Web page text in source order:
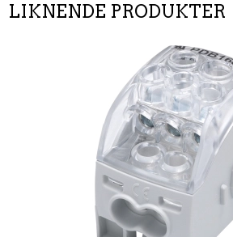
LIKNENDE PRODUKTER